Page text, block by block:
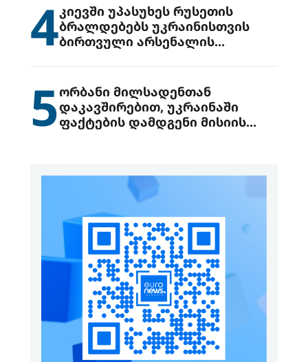
4კიევში უპასუხეს რუსეთის
ბრალდებებს უკრაინისთვის
ბირთვული არსენალის
5ორბანი მილსადენთან
დაკავშირებით, უკრაინაში
ფაქტების დამდგენი მისიის